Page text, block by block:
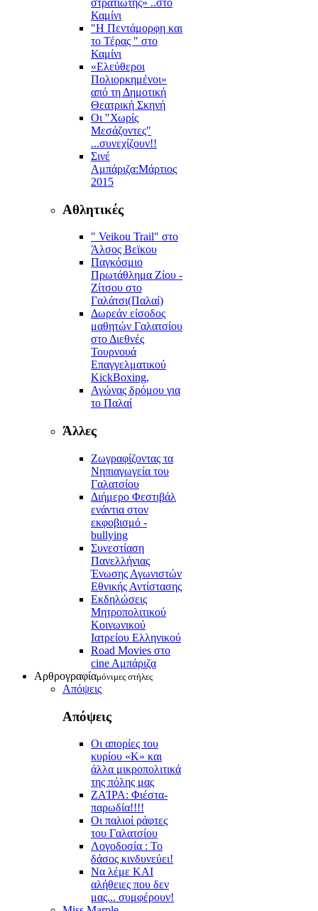
στρατιώτης» ..στο
Καμίνι
"Η Πεντάμορφη και
το Τέρας " στο
Καμίνι
«Ελεύθεροι
Πολιορκημένοι»
από τη Δημοτική
Θεατρική Σκηνή
Οι "Χωρίς
Μεσάζοντες"
...συνεχίζουν!!
Σινέ
Αμπάριζα:Mάρτιος
2015
Αθλητικές
" Veikou Trail" στο
Άλσος Βεϊκου
Παγκόσμιο
Πρωτάθλημα Ζίου -
Ζίτσου στο
Γαλάτσι(Παλαί)
Δωρεάν είσοδος
μαθητών Γαλατσίου
στο Διεθνές
Τουρνουά
Επαγγελματικού
KickBoxing,
Αγώνας δρόμου για
το Παλαί
Άλλες
Ζωγραφίζοντας τα
Νηπιαγωγεία του
Γαλατσίου
Διήμερο Φεστιβάλ
ενάντια στον
εκφοβισμό -
bullying
Συνεστίαση
Πανελλήνιας
Ένωσης Αγωνιστών
Εθνικής Αντίστασης
Εκδηλώσεις
Μητροπολιτικού
Κοινωνικού
Ιατρείου Ελληνικού
Road Movies στο
cine Aμπάριζα
Αρθρογραφίαμόνιμες στήλες
Απόψεις
Απόψεις
Οι απορίες του
κυρίου «Κ» και
άλλα μικροπολιτικά
της πόλης μας
ZAΊΡΑ: Φιέστα-
παρωδία!!!!
Οι παλιοί ράφτες
του Γαλατσίου
Λογοδοσία : Το
δάσος κινδυνεύει!
Να λέμε ΚΑΙ
αλήθειες που δεν
μας... συμφέρουν!